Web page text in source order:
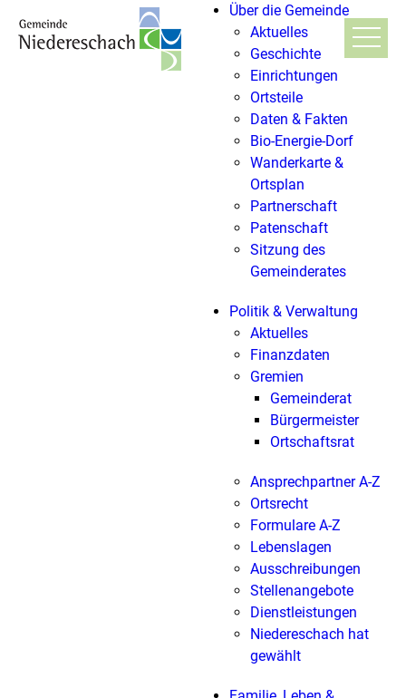
Über die Gemeinde
Aktuelles
Geschichte
Einrichtungen
Ortsteile
Daten & Fakten
Bio-Energie-Dorf
Wanderkarte &
Ortsplan
Partnerschaft
Patenschaft
Sitzung des
Gemeinderates
Politik & Verwaltung
Aktuelles
Finanzdaten
Gremien
Gemeinderat
Bürgermeister
Ortschaftsrat
Ansprechpartner A-Z
Ortsrecht
Formulare A-Z
Lebenslagen
Ausschreibungen
Stellenangebote
Dienstleistungen
Niedereschach hat
gewählt